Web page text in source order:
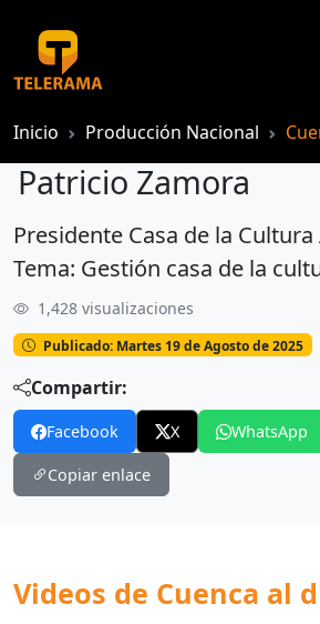
Inicio Producción Nacional
Patricio Zamora
Patricio Zamora
Presidente Casa de la Cultura
Tema: Gestión casa de la
1,428 visualizaciones
Publicado: Martes 19 de Agosto de 2025
Compartir:
Facebook X WhatsApp
Copiar enlace
Videos de Cuenca al